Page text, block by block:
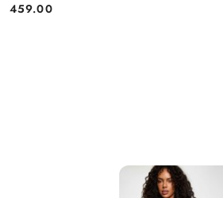
Cena:
459.00